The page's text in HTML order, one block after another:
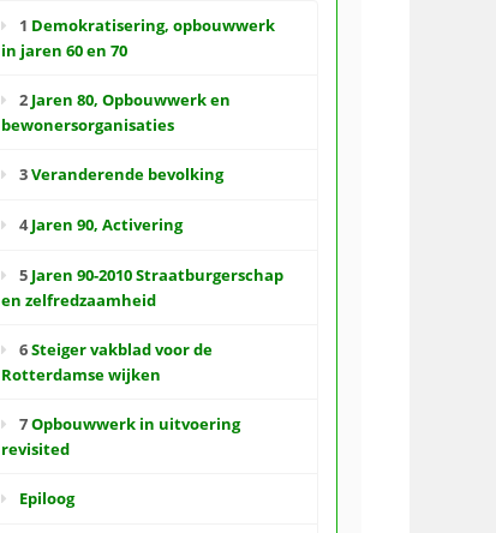
1 Demokratisering, opbouwwerk
in jaren 60 en 70
2 Jaren 80, Opbouwwerk en
bewonersorganisaties
3Veranderende bevolking
4Jaren 90, Activering
5 Jaren 90-2010 Straatburgerschap
en zelfredzaamheid
6Steiger vakblad voor de
Rotterdamse wijken
7Opbouwwerk in uitvoering
revisited
Epiloog